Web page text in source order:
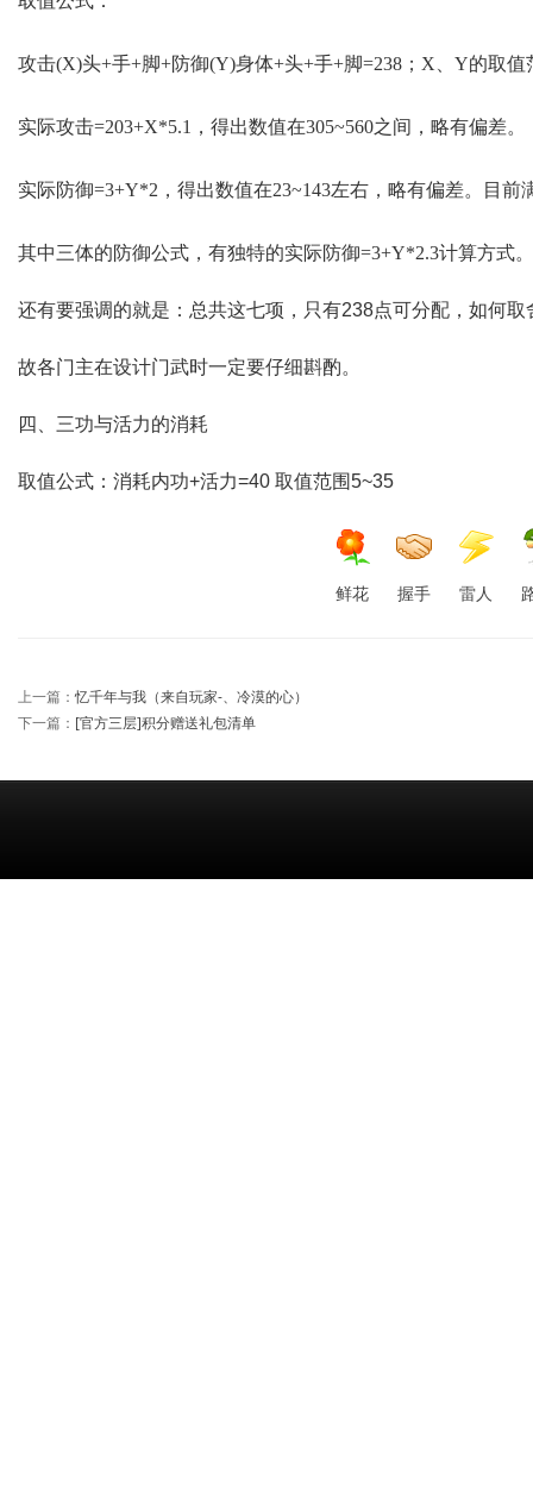
攻击(X)头+手+脚+防御(Y)身体+头+手+脚=238；X、Y的取值
实际攻击=203+X*5.1，得出数值在305~560之间，略有偏差。
实际防御=3+Y*2，得出数值在23~143左右，略有偏差。目前
其中三体的防御公式，有独特的实际防御=3+Y*2.3计算方式
还有要强调的就是：总共这七项，只有238点可分配，如何
故各门主在设计门武时一定要仔细斟酌。
四、三功与活力的消耗
取值公式：消耗内功+活力=40 取值范围5~35
鲜花 握手 雷人
上一篇：忆千年与我（来自玩家-、冷漠的心）
下一篇： [官方三层]积分赠送礼包清单